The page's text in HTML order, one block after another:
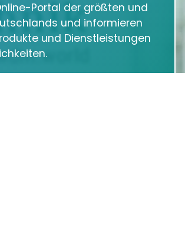
Portal der größten und
und informieren
und Dienstleistungen